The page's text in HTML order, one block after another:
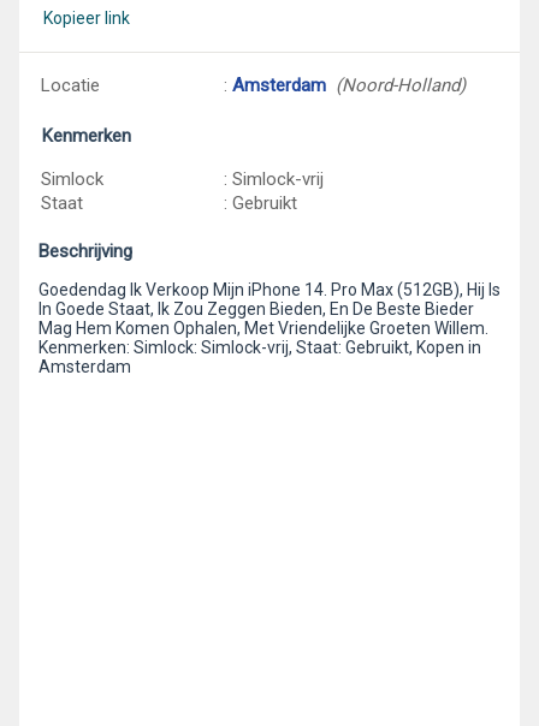
Kopieer link
Locatie : Amsterdam (Noord-Holland)
Kenmerken
Simlock
: Simlock-vrij
Staat
: Gebruikt
Beschrijving
Goedendag Ik Verkoop Mijn iPhone 14. Pro Max (512GB), Hij Is
In Goede Staat, Ik Zou Zeggen Bieden, En De Beste Bieder
Mag Hem Komen Ophalen, Met Vriendelijke Groeten Willem.
Kenmerken: Simlock: Simlock-vrij, Staat: Gebruikt, Kopen in
Amsterdam